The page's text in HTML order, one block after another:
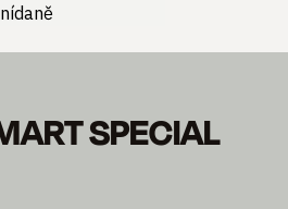
SPECIAL